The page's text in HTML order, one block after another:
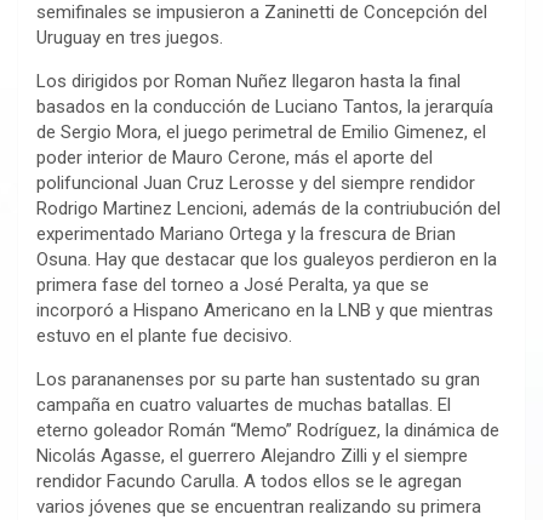
semifinales se impusieron a Zaninetti de Concepción del
Uruguay en tres juegos.
Los dirigidos por Roman Nuñez llegaron hasta la final
basados en la conducción de Luciano Tantos, la jerarquía
de Sergio Mora, el juego perimetral de Emilio Gimenez, el
poder interior de Mauro Cerone, más el aporte del
polifuncional Juan Cruz Lerosse y del siempre rendidor
Rodrigo Martinez Lencioni, además de la contriubución del
experimentado Mariano Ortega y la frescura de Brian
Osuna. Hay que destacar que los gualeyos perdieron en la
primera fase del torneo a José Peralta, ya que se
incorporó a Hispano Americano en la LNB y que mientras
estuvo en el plante fue decisivo.
Los parananenses por su parte han sustentado su gran
campaña en cuatro valuartes de muchas batallas. El
eterno goleador Román “Memo” Rodríguez, la dinámica de
Nicolás Agasse, el guerrero Alejandro Zilli y el siempre
rendidor Facundo Carulla. A todos ellos se le agregan
varios jóvenes que se encuentran realizando su primera